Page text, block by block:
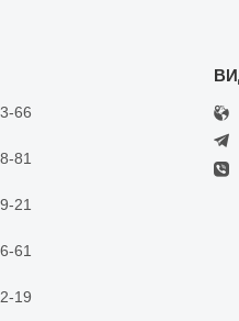
66
81
21
61
19